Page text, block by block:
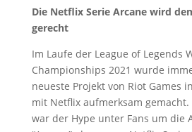
Die Netflix Serie Arcane wird
gerecht
Im Laufe der League of Legends
Championships 2021 wurde
neueste Projekt von Riot Games
mit Netflix aufmerksam
war der Hype unter Fans um die